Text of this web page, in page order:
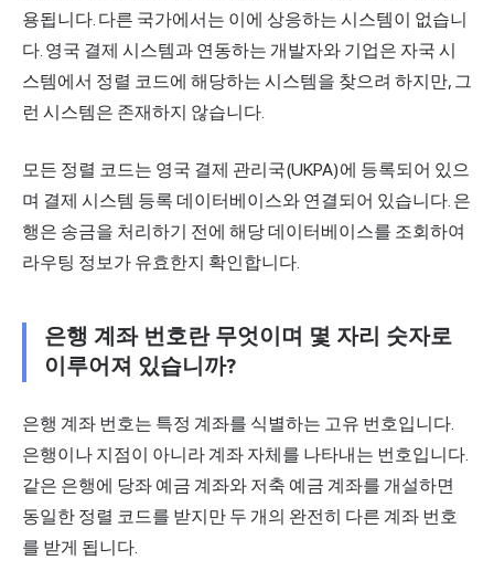
용됩니다. 다른 국가에서는 이에 상응하는 시스템이 없습니
다. 영국 결제 시스템과 연동하는 개발자와 기업은 자국 시
스템에서 정렬 코드에 해당하는 시스템을 찾으려 하지만, 그
런 시스템은 존재하지 않습니다.
모든 정렬 코드는 영국 결제 관리국(UKPA)에 등록되어 있으
며 결제 시스템 등록 데이터베이스와 연결되어 있습니다. 은
행은 송금을 처리하기 전에 해당 데이터베이스를 조회하여
라우팅 정보가 유효한지 확인합니다.
은행 계좌 번호란 무엇이며 몇 자리 숫자로
이루어져 있습니까?
은행 계좌 번호는 특정 계좌를 식별하는 고유 번호입니다.
은행이나 지점이 아니라 계좌 자체를 나타내는 번호입니다.
같은 은행에 당좌 예금 계좌와 저축 예금 계좌를 개설하면
동일한 정렬 코드를 받지만 두 개의 완전히 다른 계좌 번호
를 받게 됩니다.